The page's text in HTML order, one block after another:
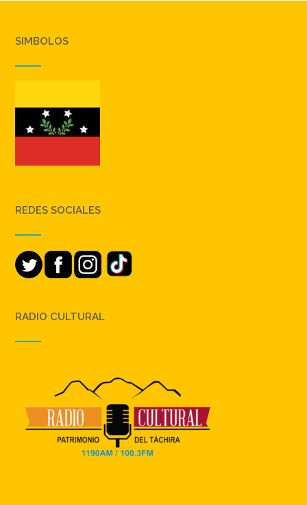
SIMBOLOS
REDES SOCIALES
RADIO CULTURAL